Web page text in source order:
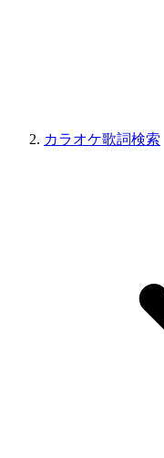
カラオケ歌詞検索